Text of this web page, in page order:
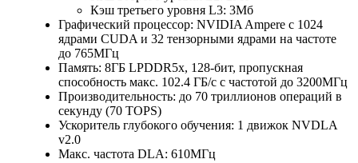
Кэш третьего уровня L3: 3Мб
Графический процессор: NVIDIA Ampere с 1024
ядрами CUDA и 32 тензорными ядрами на частоте
до 765МГц
Память: 8ГБ LPDDR5x, 128-бит, пропускная
способность макс. 102.4 ГБ/с с частотой до 3200МГц
Производительность: до 70 триллионов операций в
секунду (70 TOPS)
Ускоритель глубокого обучения: 1 движок NVDLA
v2.0
Макс. частота DLA: 610МГц